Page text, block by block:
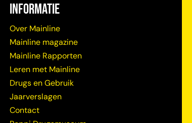
Informatie
Over Mainline
Mainline magazine
Mainline Rapporten
Leren met Mainline
Drugs en Gebruik
Jaarverslagen
Contact